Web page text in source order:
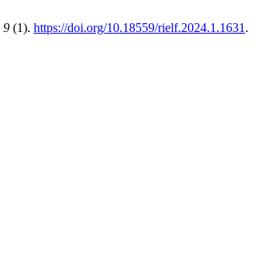
9 (1). https://doi.org/10.18559/rielf.2024.1.1631 .